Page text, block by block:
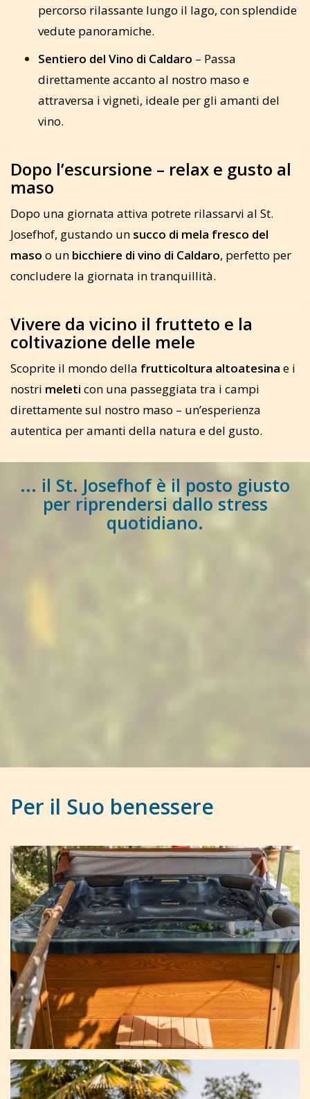
percorso rilassante lungo il lago, con splendide
vedute panoramiche.
Sentiero del Vino di Caldaro – Passa
direttamente accanto al nostro maso e
attraversa i vigneti, ideale per gli amanti del
vino.
Dopo l’escursione – relax e gusto al
maso
Dopo una giornata attiva potrete rilassarvi al St.
Josefhof, gustando un succo di mela fresco del
maso o un bicchiere di vino di Caldaro, perfetto per
concludere la giornata in tranquillità.
Vivere da vicino il frutteto e la
coltivazione delle mele
Scoprite il mondo della frutticoltura altoatesina e i
nostri meleti con una passeggiata tra i campi
direttamente sul nostro maso – un’esperienza
autentica per amanti della natura e del gusto.
... il St. Josefhof è il posto giusto
per riprendersi dallo stress
quotidiano.
Per il Suo benessere